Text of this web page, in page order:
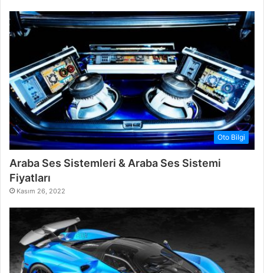
Oto Bilgi
Araba Ses Sistemleri & Araba Ses Sistemi
Fiyatları
Kasım 26, 2022